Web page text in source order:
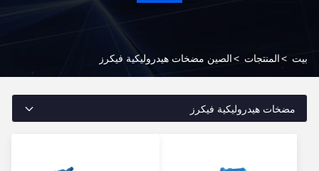
بيت >المنتجات >الصين مضخات هيدروليكية فيكرز
مضخات هيدروليكية فيكرز